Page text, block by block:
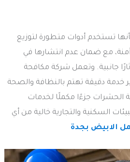
تستخدم أدوات متطورة لتوزيع
آمنة، مع ضمان عدم انتشارها في
جانبية. وتعمل شركة مكافحة
خدمة دقيقة تهتم بالنظافة والصحة
الحشرات جزءًا مكملًا لخدمات
السكنية والتجارية خالية من أي
الابيض بجدة